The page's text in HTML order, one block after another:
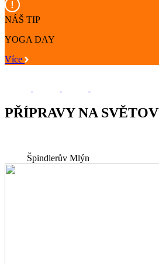
NÁŠ TIP
YOGA DAY
Více
PŘÍPRAVY NA
Špindlerův Mlýn